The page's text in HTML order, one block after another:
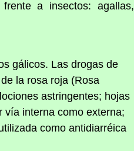
a insectos: agallas,
gálicos. Las drogas de
la rosa roja (Rosa
astringentes; hojas
vía interna como externa;
como antidiarréica